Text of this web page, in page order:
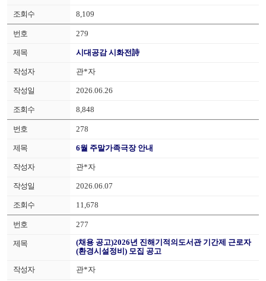
8,109
279
시대공감 시화전詩
관*자
2026.06.26
8,848
278
6월 주말가족극장 안내
관*자
2026.06.07
11,678
277
(채용 공고)2026년 진해기적의도서관 기간제 근로자
(환경시설정비) 모집 공고
관*자